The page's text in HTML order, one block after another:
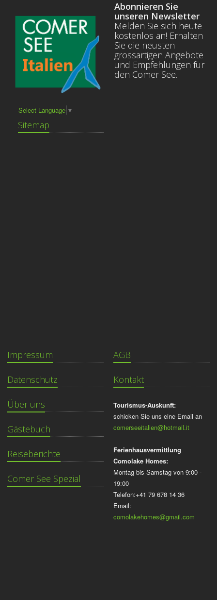
Select Language ▼
Sitemap
Abonnieren Sie
unseren Newsletter
Melden Sie sich heute
kostenlos an! Erhalten
Sie die neusten
grossartigen Angebote
und Empfehlungen für
den Comer See.
Impressum
Datenschutz
Über uns
Gästebuch
Reiseberichte
Comer See Spezial
AGB
Kontakt
Tourismus-Auskunft:
schicken Sie uns eine Email an
comerseeitalien@hotmail.it
Ferienhausvermittlung
Comolake Homes:
Montag bis Samstag von 9:00 -
19:00
Telefon:+41 79 678 14 36
Email:
comolakehomes@gmail.com